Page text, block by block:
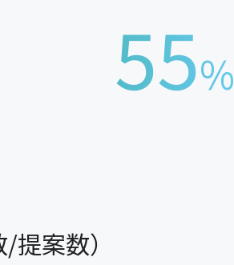
55%
案数）